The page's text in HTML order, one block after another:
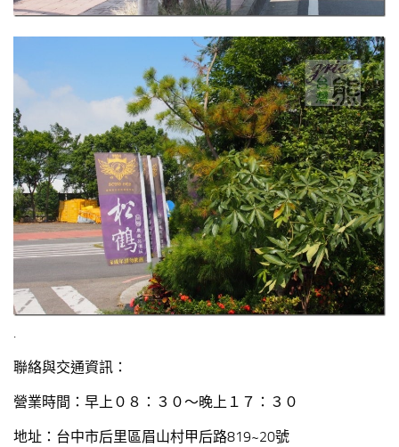
.
聯絡與交通資訊：
營業時間：早上０８：３０～晚上１７：３０
地址：台中市后里區眉山村甲后路819~20號